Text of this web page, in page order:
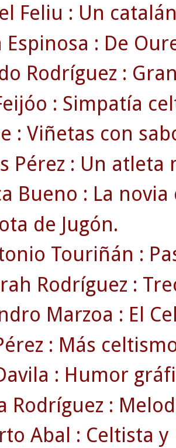
Feliu : Un
Espinosa : De
Rodríguez :
: Simpatía
: Viñetas con
Pérez : Un
Bueno : La novia
de Jugón.
Touriñán :
Rodríguez :
Marzoa : El
: Más
: Humor
Rodríguez :
Abal : Celtista